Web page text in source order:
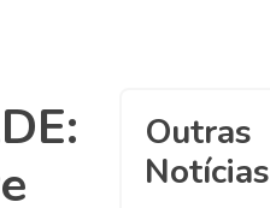
Outras
Notícias